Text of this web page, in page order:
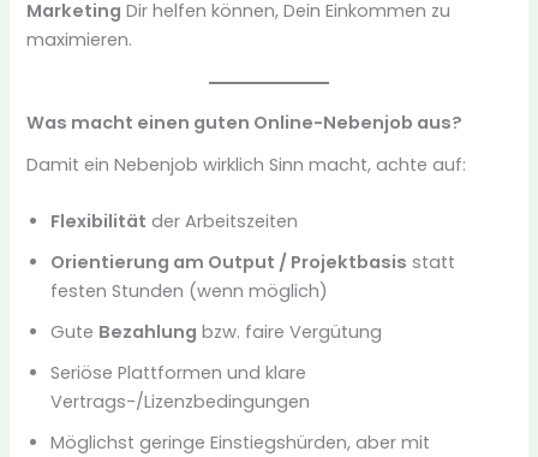
Marketing Dir helfen können, Dein Einkommen zu
maximieren.
Was macht einen guten Online-Nebenjob aus?
Damit ein Nebenjob wirklich Sinn macht, achte auf:
Flexibilität der Arbeitszeiten
Orientierung am Output / Projektbasis statt
festen Stunden (wenn möglich)
Gute Bezahlung bzw. faire Vergütung
Seriöse Plattformen und klare
Vertrags-/Lizenzbedingungen
Möglichst geringe Einstiegshürden, aber mit